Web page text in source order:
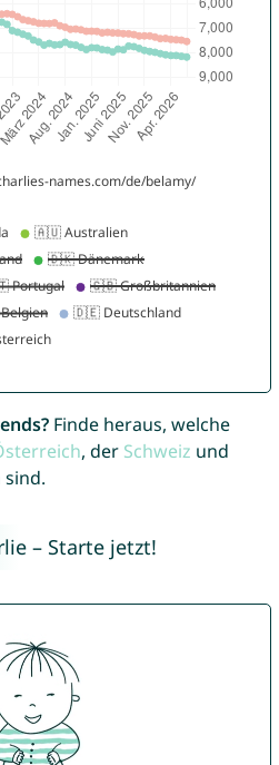
Finde heraus, welche
, der Schweiz und
– Starte jetzt!